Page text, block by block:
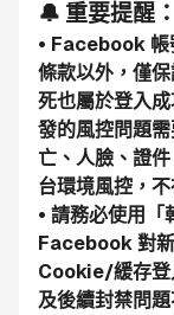
🔔 重要提醒：
• Facebook 帳
條款以外，僅
死也屬於登入
發的風控問題
亡、人臉、證
台環境風控，
• 請務必使用「
Facebook 對
Cookie/緩存登
及後續封禁問